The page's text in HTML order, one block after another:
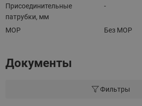
Присоединительные
патрубки, мм
-
MOP Без MOP
Документы
Фильтры